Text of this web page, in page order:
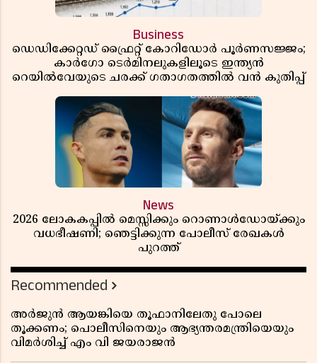
Business
ഡെഡിക്കേറ്റഡ് ഫ്രൈറ്റ് കോറിഡോർ പൂർണസജ്ജം;
കാർഗോ ടെർമിനലുകളിലൂടെ ഇന്ത്യൻ
റെയിൽവേയുടെ ചരക്ക് ഗതാഗതത്തിൽ വൻ കുതിപ്പ്
News
2026 ലോകകപ്പിൽ മെസ്സിക്കും റൊണാൾഡോയ്ക്കും
വധഭീഷണി; ഞെട്ടിക്കുന്ന പോലീസ് രേഖകൾ
പുറത്ത്
Recommended
അർജുൻ ആയങ്കിയെ തൂഫാനിലേതു പോലെ
തൂക്കണം; പൊലീസിനെയും ആഭ്യന്തരമന്ത്രിയെയും
വിമർശിച്ച് എം വി ജയരാജൻ